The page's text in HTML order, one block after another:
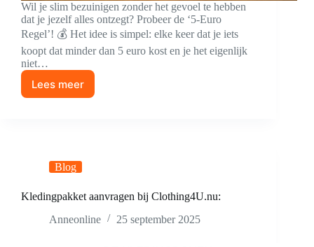
Wil je slim bezuinigen zonder het gevoel te hebben
dat je jezelf alles ontzegt? Probeer de ‘5-Euro
Regel’! 💰 Het idee is simpel: elke keer dat je iets
koopt dat minder dan 5 euro kost en je het eigenlijk
niet…
Lees meer
De
Regel
Blog
Kledingpakket aanvragen bij Clothing4U.nu:
Anneonline
25 september 2025